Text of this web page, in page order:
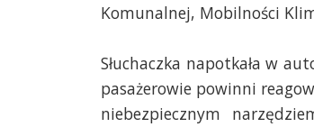
Komunalnej, Mobilności
Słuchaczka napotkała w
pasażerowie powinni
niebezpiecznym